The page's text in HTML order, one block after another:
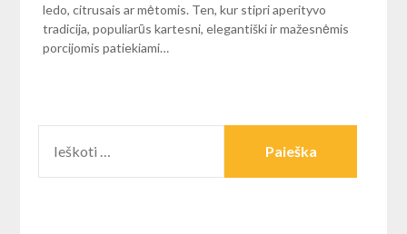
ledo, citrusais ar mėtomis. Ten, kur stipri aperityvo
tradicija, populiarūs kartesni, elegantiški ir mažesnėmis
porcijomis patiekiami…